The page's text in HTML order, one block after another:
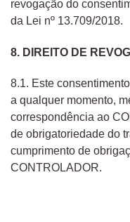
revogação do
da Lei nº 13.709/2018.
8. DIREITO DE
8.1. Este
a qualquer momento,
correspondência ao
de obrigatoriedade do
cumprimento de
CONTROLADOR.